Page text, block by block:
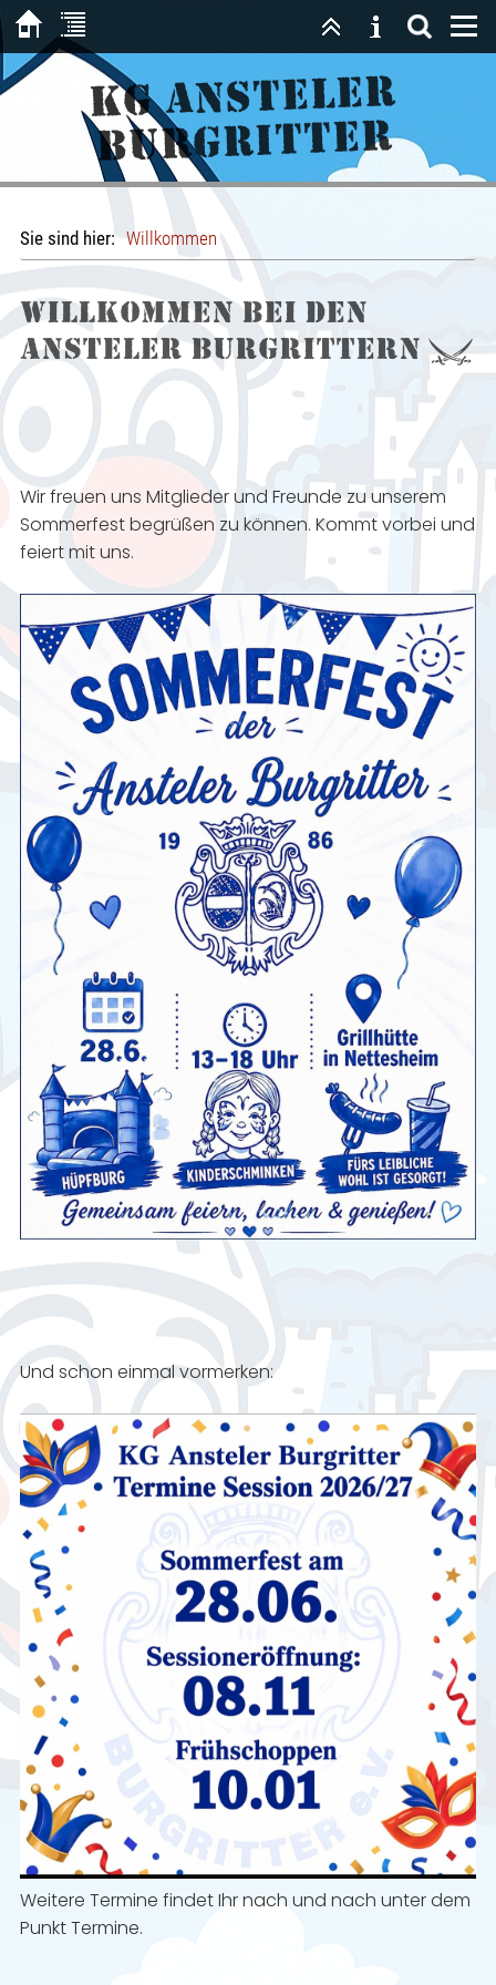
KG Ansteler
Burgritter
Sie sind hier: Willkommen
Willkommen bei den
Ansteler Burgrittern ⚔️
Wir freuen uns Mitglieder und Freunde zu unserem
Sommerfest begrüßen zu können. Kommt vorbei und
feiert mit uns.
Und schon einmal vormerken:
Weitere Termine findet Ihr nach und nach unter dem
Punkt Termine.